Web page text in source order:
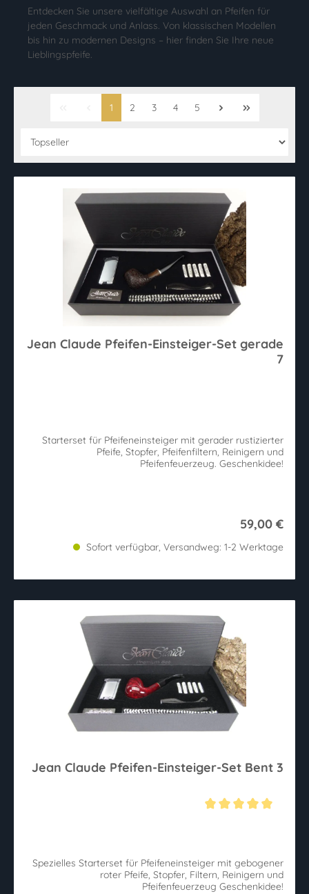
Entdecken Sie unsere vielfältige Auswahl an Pfeifen für
jeden Geschmack und Anlass. Von klassischen Modellen
bis hin zu modernen Designs – hier finden Sie Ihre neue
Lieblingspfeife.
1 2 3 4 5
Jean Claude Pfeifen-Einsteiger-Set gerade
7
Starterset für Pfeifeneinsteiger mit gerader rustizierter
Pfeife, Stopfer, Pfeifenfiltern, Reinigern und
Pfeifenfeuerzeug. Geschenkidee!
59,00 €
Sofort verfügbar, Versandweg: 1-2 Werktage
Jean Claude Pfeifen-Einsteiger-Set Bent 3
Spezielles Starterset für Pfeifeneinsteiger mit gebogener
roter Pfeife, Stopfer, Filtern, Reinigern und
Pfeifenfeuerzeug Geschenkidee!